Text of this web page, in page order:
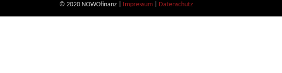
© 2020 NOWOfinanz | Impressum Datenschutz